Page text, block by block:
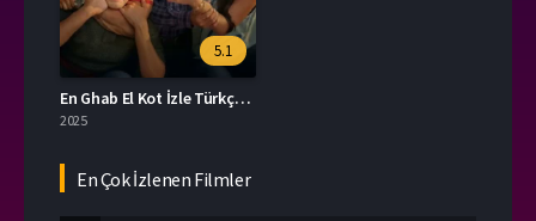
5.1
En Ghab El Kot İzle Türkçe Dublaj
2025
En Çok İzlenen Filmler